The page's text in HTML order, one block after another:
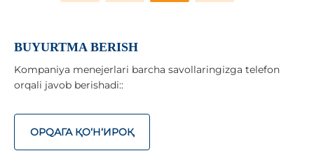
BUYURTMA BERISH
Kompaniya menejerlari barcha savollaringizga telefon
orqali javob berishadi::
ОРQАГА ҚO‘Н‘ИРОҚ